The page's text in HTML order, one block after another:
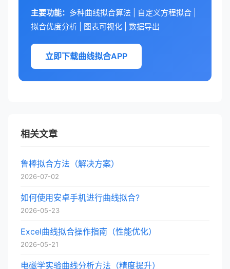
主要功能： 多种曲线拟合算法 | 自定义方程拟合 |
拟合优度分析 | 图表可视化 | 数据导出
立即下载曲线拟合APP
相关文章
鲁棒拟合方法（解决方案）
2026-07-02
如何使用安卓手机进行曲线拟合?
2026-05-23
Excel曲线拟合操作指南（性能优化）
2026-05-21
电磁学实验曲线分析方法（精度提升）